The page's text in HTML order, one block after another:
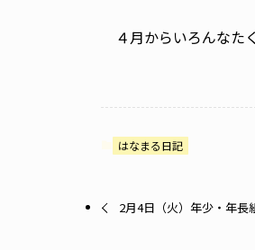
４月からいろんな
はなまる日記
2月4日（火）年少・年